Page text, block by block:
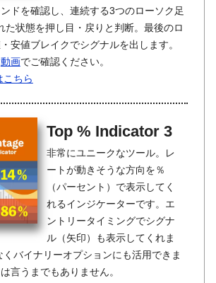
ドを確認し、連続する3つのローソク足
た状態を押し目・戻りと判断。最後のロ
安値ブレイクでシグナルを出します。
動画でご確認ください。
ちら
Top % Indicator 3
非常にユニークなツール。レ
ートが動きそうな方向を％
（パーセント）で表示してく
れるインジケーターです。エ
ントリータイミングでシグナ
ル（矢印）も表示してくれま
バイナリーオプションにも活用できま
言うまでもありません。